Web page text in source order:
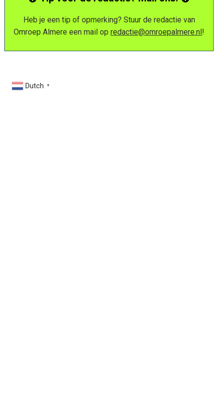
Heb je een tip of opmerking? Stuur de redactie van
Omroep Almere een mail op redactie@omroepalmere.nl!
Dutch ▼